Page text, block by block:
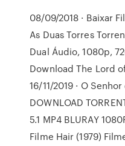
08/09/2018 · Baixar
As Duas Torres
Dual Áudio, 1080p,
Download The Lord
16/11/2019 · O
DOWNLOAD
5.1 MP4 BLURAY
Filme Hair (1979)